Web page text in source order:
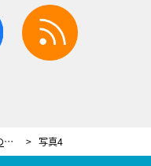
facebook
井ノ原快彦の蝶ネクタイ姿も！特捜班メンバーが“狙われた結婚式”に潜入捜査＜特捜９＞ 写真4